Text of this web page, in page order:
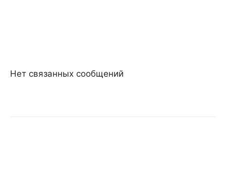
Нет связанных сообщений